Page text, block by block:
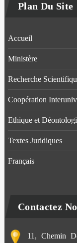
Plan Du Site
Accueil
Ministère
Recherche
Coopération
Ethique et
Textes Juridiques
Français
Contactez
11, Chemin